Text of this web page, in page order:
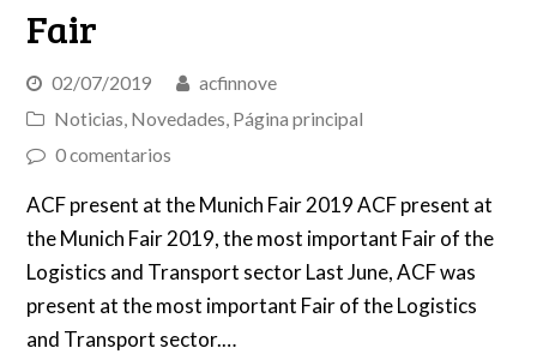
Fair
02/07/2019
acfinnove
Noticias, Novedades, Página principal
0 comentarios
ACF present at the Munich Fair 2019 ACF present at
the Munich Fair 2019, the most important Fair of the
Logistics and Transport sector Last June, ACF was
present at the most important Fair of the Logistics
and Transport sector.…